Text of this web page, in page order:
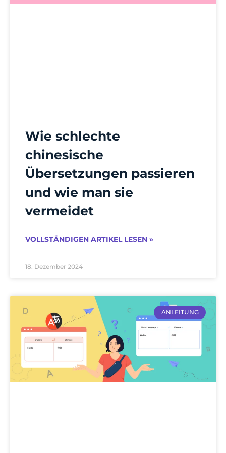
Wie schlechte
chinesische
Übersetzungen passieren
und wie man sie
vermeidet
VOLLSTÄNDIGEN ARTIKEL LESEN »
18. Dezember 2024
ANLEITUNG